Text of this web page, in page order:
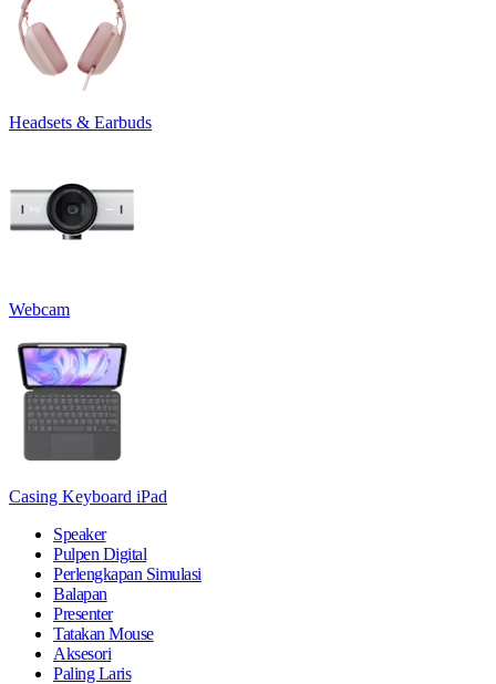
Headsets & Earbuds
Webcam
Casing Keyboard iPad
Speaker
Pulpen Digital
Perlengkapan Simulasi
Balapan
Presenter
Tatakan Mouse
Aksesori
Paling Laris